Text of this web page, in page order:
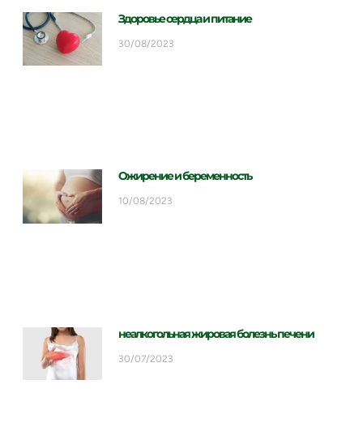
Здоровье сердца и питание
30/08/2023
Ожирение и беременность
10/08/2023
неалкогольная жировая болезнь печени
30/07/2023